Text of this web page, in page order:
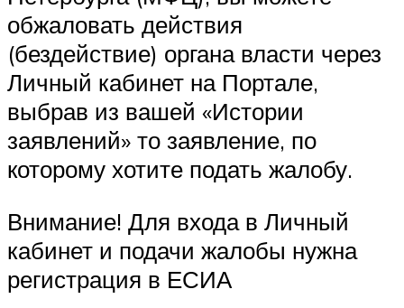
обжаловать действия
(бездействие) органа власти через
Личный кабинет на Портале,
выбрав из вашей «Истории
заявлений» то заявление, по
которому хотите подать жалобу.
Внимание! Для входа в Личный
кабинет и подачи жалобы нужна
регистрация в ЕСИА